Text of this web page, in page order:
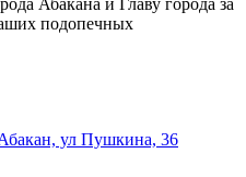
подопечных
ул Пушкина, 36